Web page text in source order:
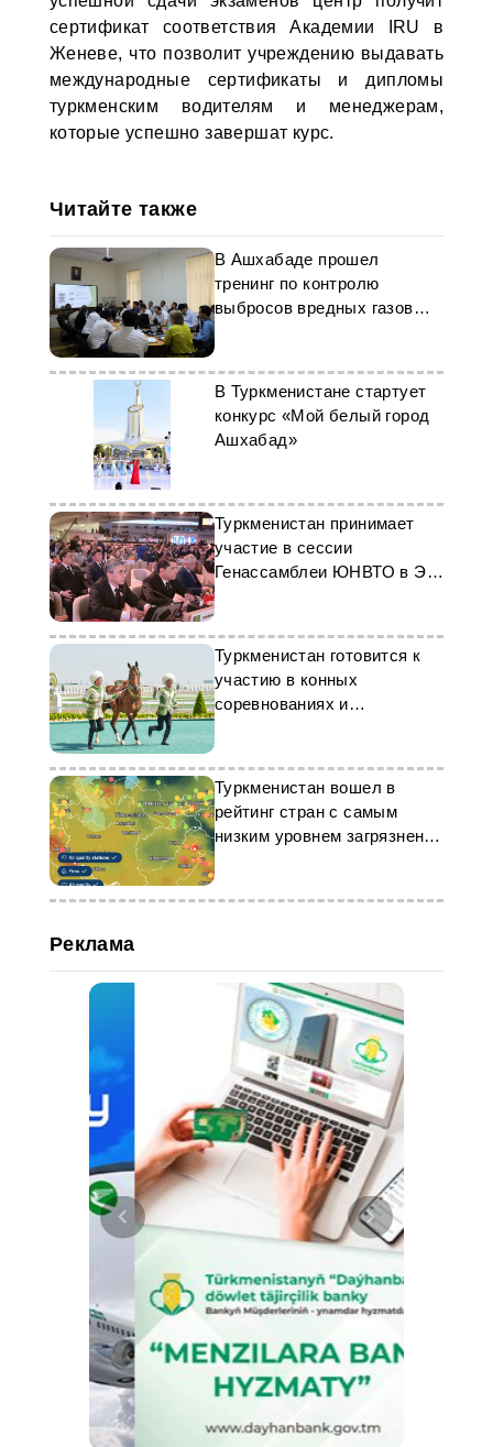
сертификат соответствия Академии IRU в
Женеве, что позволит учреждению выдавать
международные сертификаты и дипломы
туркменским водителям и менеджерам,
которые успешно завершат курс.
Читайте также
В Ашхабаде прошел
тренинг по контролю
выбросов вредных газов
автотранспорта
В Туркменистане стартует
конкурс «Мой белый город
Ашхабад»
Туркменистан принимает
участие в сессии
Генассамблеи ЮНВТО в Эр-
Рияде
Туркменистан готовится к
участию в конных
соревнованиях и
Туркменистан вошел в
рейтинг стран с самым
низким уровнем загрязнения
воздуха
Реклама